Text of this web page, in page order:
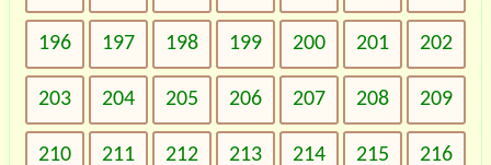
196 197 198 199 200 201 202
203 204 205 206 207 208 209
210 211 212 213 214 215 216